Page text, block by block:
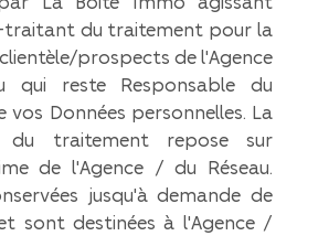
traitant du traitement pour la
prospects de l'Agence
qui reste Responsable du
vos Données personnelles. La
du traitement repose sur
de l'Agence / du Réseau.
jusqu'à demande de
sont destinées à l'Agence /